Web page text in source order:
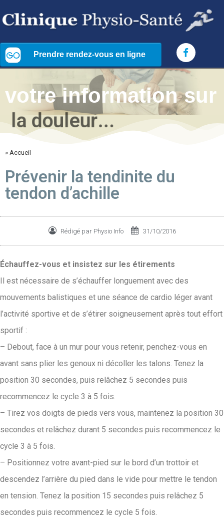
votre information sur
a douleur...
» Accueil
Prévenir la tendinite du
tendon d’achille
Rédigé par Physio Info 31/10/2016
Échauffez-vous et insistez sur les étirements
Il est nécessaire de s’échauffer longuement avec des
mouvements balistiques et une séance de cardio léger avant
l’activité sportive et de s’étirer soigneusement après tout effort
sportif :
– Debout, face à un mur pour vous retenir, penchez-vous en
avant sans plier les genoux ni décoller les talons. Tenez la
position 30 secondes, puis relâchez 5 secondes puis
recommencez le cycle 3 à 5 fois.
– Tirez vos doigts de pieds vers vous, maintenez la position 30
secondes et relâchez durant 5 secondes puis recommencez le
cycle 3 à 5 fois.
– Positionnez votre avant-pied sur le bord d’un trottoir et
descendez l’arrière du pied dans le vide pour mettre le tendon
en tension. Tenez la position 15 secondes puis relâchez 5
secondes puis recommencez le cycle 5 fois.